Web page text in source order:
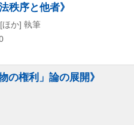
秩序と他者》
ほか] 執筆
の権利」論の展開》